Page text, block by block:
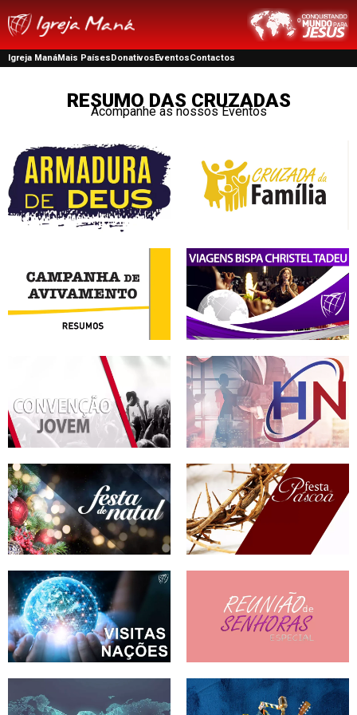
Igreja ManáMais PaísesDonativosEventosContactos
RESUMO DAS CRUZADAS
Acompanhe as nossos Eventos